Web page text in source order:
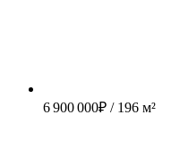
6 900 000₽ / 196 м²